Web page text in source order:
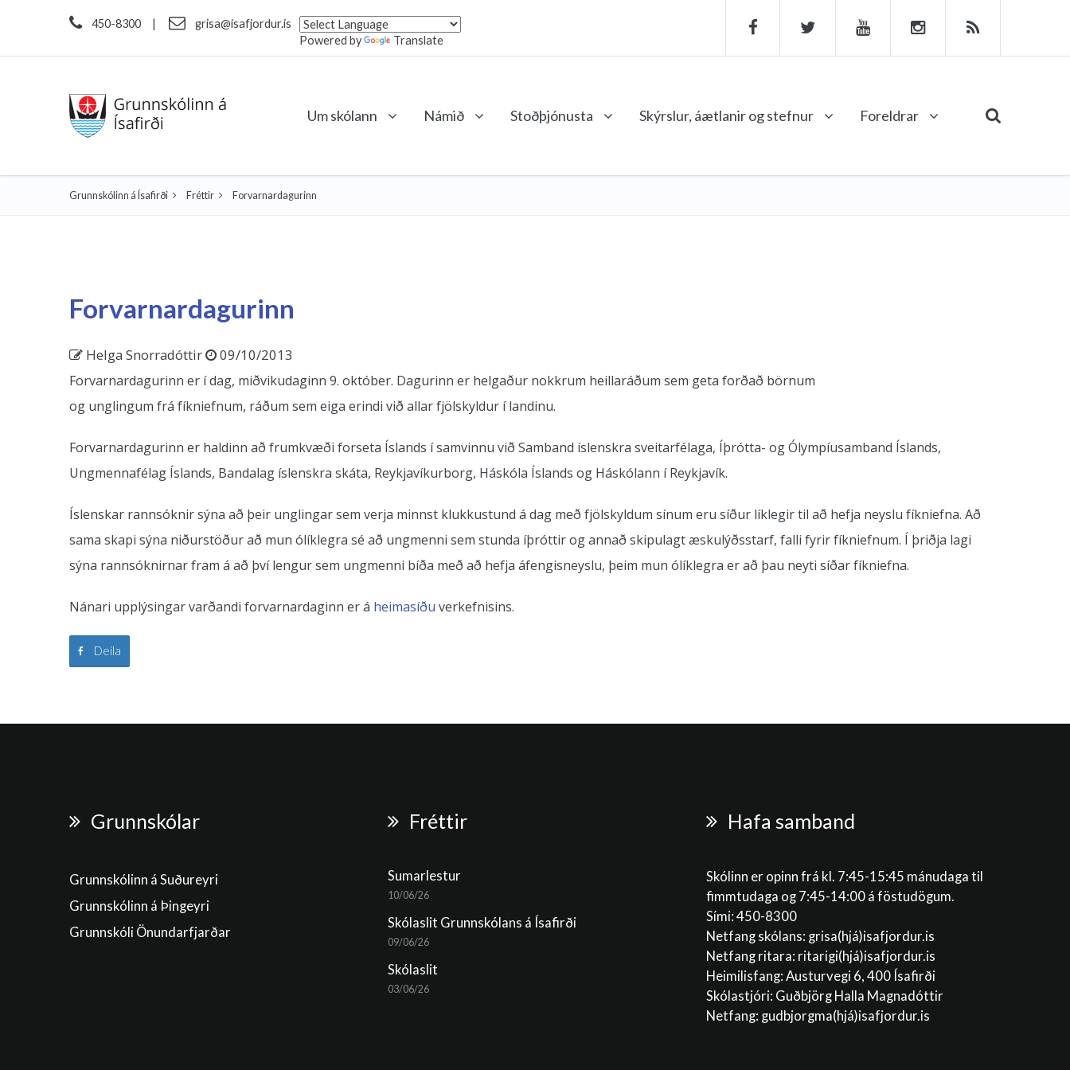
450-8300 |
grisa@isafjordur.is
Powered by
Translate
Um skólann Námið Stoðþjónusta Skýrslur, áætlanir og stefnur Foreldrar
Grunnskólinn á Ísafirði Fréttir Forvarnardagurinn
Forvarnardagurinn
Helga Snorradóttir 09/10/2013
Forvarnardagurinn er í dag, miðvikudaginn 9. október. Dagurinn er helgaður nokkrum heillaráðum sem geta forðað börnum
og unglingum frá fíkniefnum, ráðum sem eiga erindi við allar fjölskyldur í landinu.
Forvarnardagurinn er haldinn að frumkvæði forseta Íslands í samvinnu við Samband íslenskra sveitarfélaga, Íþrótta- og Ólympíusamband Íslands,
Ungmennafélag Íslands, Bandalag íslenskra skáta, Reykjavíkurborg, Háskóla Íslands og Háskólann í Reykjavík.
Íslenskar rannsóknir sýna að þeir unglingar sem verja minnst klukkustund á dag með fjölskyldum sínum eru síður líklegir til að hefja neyslu fíkniefna. Að
sama skapi sýna niðurstöður að mun ólíklegra sé að ungmenni sem stunda íþróttir og annað skipulagt æskulýðsstarf, falli fyrir fíkniefnum. Í þriðja lagi
sýna rannsóknirnar fram á að því lengur sem ungmenni bíða með að hefja áfengisneyslu, þeim mun ólíklegra er að þau neyti síðar fíkniefna.
Nánari upplýsingar varðandi forvarnardaginn er á heimasíðu verkefnisins.
Deila
Grunnskólar
Grunnskólinn á Suðureyri
Grunnskólinn á Þingeyri
Grunnskóli Önundarfjarðar
Fréttir
Sumarlestur
10/06/26
Skólaslit Grunnskólans á Ísafirði
09/06/26
Skólaslit
03/06/26
Hafa samband
Skólinn er opinn frá kl. 7:45-15:45 mánudaga til
fimmtudaga og 7:45-14:00 á föstudögum.
Sími: 450-8300
Netfang skólans: grisa(hjá)isafjordur.is
Netfang ritara: ritarigi(hjá)isafjordur.is
Heimilisfang: Austurvegi 6, 400 Ísafirði
Skólastjóri: Guðbjörg Halla Magnadóttir
Netfang: gudbjorgma(hjá)isafjordur.is